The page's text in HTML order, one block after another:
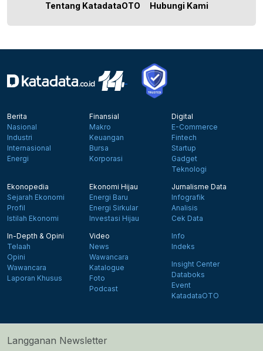
Tentang KatadataOTO Hubungi Kami
Berita
Nasional
Industri
Internasional
Energi
Finansial
Makro
Keuangan
Bursa
Korporasi
Digital
E-Commerce
Fintech
Startup
Gadget
Teknologi
Ekonopedia
Sejarah Ekonomi
Profil
Istilah Ekonomi
Ekonomi Hijau
Energi Baru
Energi Sirkular
Investasi Hijau
Jurnalisme Data
Infografik
Analisis
Cek Data
In-Depth & Opini
Telaah
Opini
Wawancara
Laporan Khusus
Video
News
Wawancara
Katalogue
Foto
Podcast
Info
Indeks
Insight Center
Databoks
Event
KatadataOTO
Langganan Newsletter